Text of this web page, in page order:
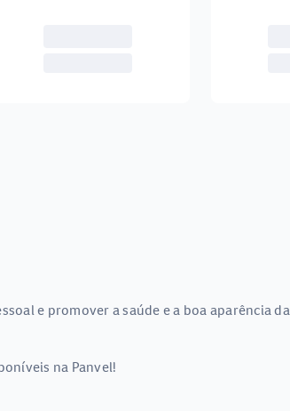
e promover a saúde e a boa aparência
na Panvel!